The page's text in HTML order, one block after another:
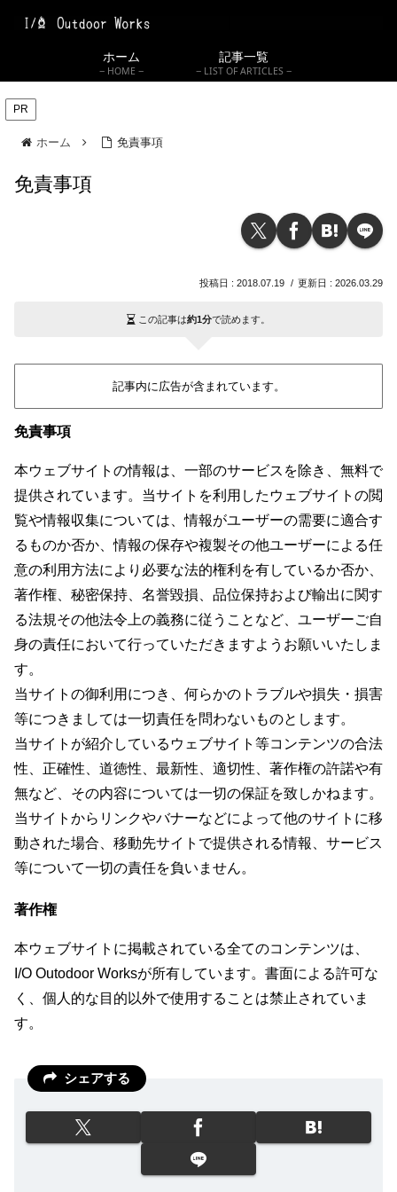
ホーム
HOME
記事一覧
LIST OF ARTICLES
PR
ホーム 免責事項
免責事項
2018.07.19 2026.03.29
この記事は約1分で読めます。
記事内に広告が含まれています。
免責事項
本ウェブサイトの情報は、一部のサービスを除き、無料で
提供されています。当サイトを利用したウェブサイトの閲
覧や情報収集については、情報がユーザーの需要に適合す
るものか否か、情報の保存や複製その他ユーザーによる任
意の利用方法により必要な法的権利を有しているか否か、
著作権、秘密保持、名誉毀損、品位保持および輸出に関す
る法規その他法令上の義務に従うことなど、ユーザーご自
身の責任において行っていただきますようお願いいたしま
す。
当サイトの御利用につき、何らかのトラブルや損失・損害
等につきましては一切責任を問わないものとします。
当サイトが紹介しているウェブサイト等コンテンツの合法
性、正確性、道徳性、最新性、適切性、著作権の許諾や有
無など、その内容については一切の保証を致しかねます。
当サイトからリンクやバナーなどによって他のサイトに移
動された場合、移動先サイトで提供される情報、サービス
等について一切の責任を負いません。
著作権
本ウェブサイトに掲載されている全てのコンテンツは、
I/O Outodoor Worksが所有しています。書面による許可な
く、個人的な目的以外で使用することは禁止されていま
す。
シェアする